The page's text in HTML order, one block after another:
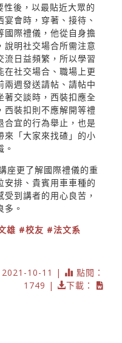
後，以最貼近大眾的
會時，穿著、接待、
國際禮儀，他從自身擔
說明社交場合所需注意
流日益頻繁，所以學習
在社交場合、職場上更
兩週發送請帖、請帖中
著交談時，西裝扣應全
西裝扣則不應解開等禮
合宜的行為舉止，也是
來「大家來找碴」的小
座更了解國際禮儀的重
安排、貴賓用車車種的
到講者的用心良苦，
。
雄 #校友 #法文系
2021-10-11 |
點閱：
1749 |
下載：